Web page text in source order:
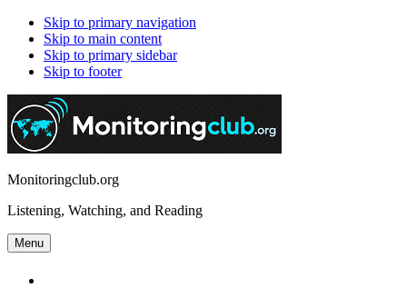
Skip to primary navigation
Skip to main content
Skip to primary sidebar
Skip to footer
Monitoringclub.org
Listening, Watching, and Reading
Menu